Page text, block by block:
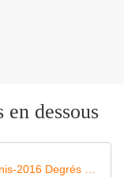
dessous